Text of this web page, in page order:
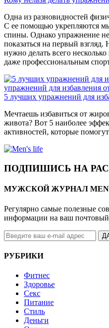
Одна из разновидностей
С ее помощью укрепляются
спины. Однако упражнение
показаться на первый
нужно делать всего
даже профессиональным
упражнений для избавления
5 лучших упражнений для
Мечтаешь избавиться от
живота? Вот 5 наиболее
активностей, которые
ПОДПИШИСЬ НА
МУЖСКОЙ ЖУРНАЛ
Регулярно самые полезные
информации на ваш
РУБРИКИ
Фитнес
Здоровье
Секс
Питание
Стиль
Деньги